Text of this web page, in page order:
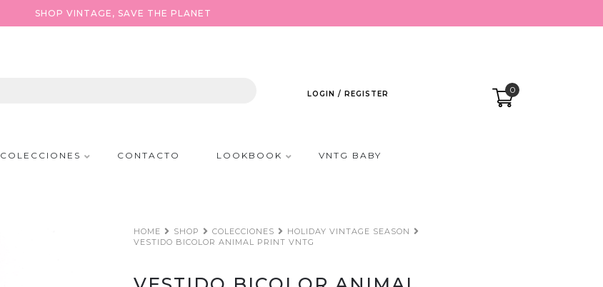
SHOP VINTAGE, SAVE THE PLANET
LOGIN / REGISTER 0
COLECCIONES CONTACTO LOOKBOOK VNTG BABY
HOME SHOP COLECCIONES
HOLIDAY VINTAGE SEASON
VESTIDO BICOLOR ANIMAL PRINT VNTG